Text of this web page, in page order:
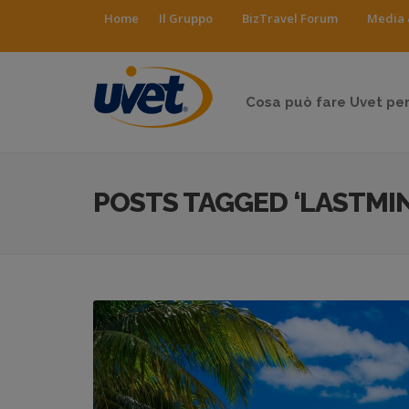
Home Il Gruppo BizTravel Forum Media
Cosa può fare Uvet
POSTS TAGGED